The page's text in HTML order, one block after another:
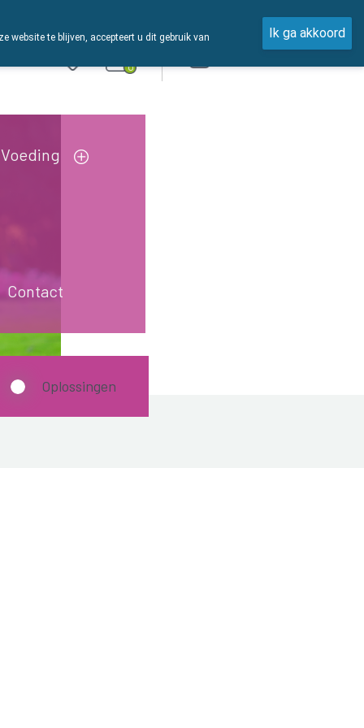
0
Voeding
Contact
Oplossingen
website te blijven, accepteert u dit gebruik van
Ik ga akkoord